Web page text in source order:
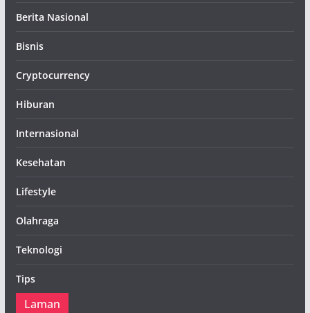
Berita Nasional
Bisnis
Cryptocurrency
Hiburan
Internasional
Kesehatan
Lifestyle
Olahraga
Teknologi
Tips
Laman